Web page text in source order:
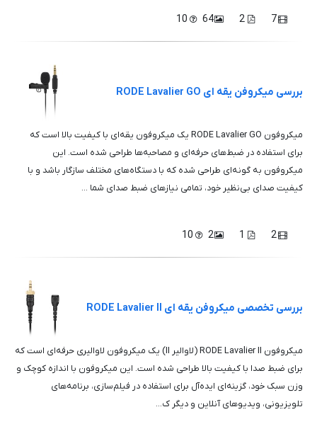
7
2
64
10
بررسی میکروفن یقه ای RODE Lavalier GO
میکروفون RODE Lavalier GO یک میکروفون یقه‌ای با کیفیت بالا است که
برای استفاده در ضبط‌های حرفه‌ای و مصاحبه‌ها طراحی شده است. این
میکروفون به گونه‌ای طراحی شده که با دستگاه‌های مختلف سازگار باشد و با
کیفیت صدای بی‌نظیر خود، تمامی نیازهای ضبط صدای شما ...
2
1
2
10
بررسی تخصصی میکروفن یقه ای RODE Lavalier II
میکروفون RODE Lavalier II (لاوالیر II) یک میکروفون لاوالیری حرفه‌ای است که
برای ضبط صدا با کیفیت بالا طراحی شده است. این میکروفون با اندازه کوچک و
وزن سبک خود، گزینه‌ای ایده‌آل برای استفاده در فیلم‌سازی، برنامه‌های
تلویزیونی، ویدیوهای آنلاین و دیگر ک...